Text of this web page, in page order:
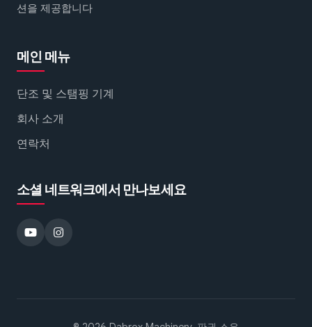
션을 제공합니다
메인 메뉴
단조 및 스탬핑 기계
회사 소개
연락처
소셜 네트워크에서 만나보세요